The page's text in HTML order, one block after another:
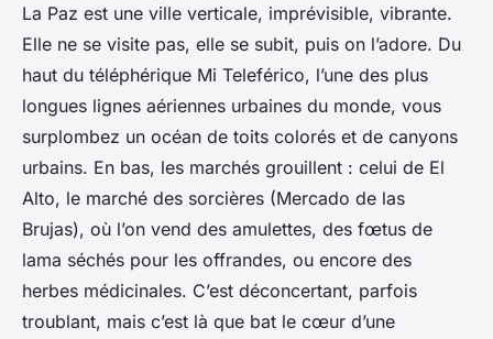
La Paz est une ville verticale, imprévisible, vibrante.
Elle ne se visite pas, elle se subit, puis on l’adore. Du
haut du téléphérique Mi Teleférico, l’une des plus
longues lignes aériennes urbaines du monde, vous
surplombez un océan de toits colorés et de canyons
urbains. En bas, les marchés grouillent : celui de El
Alto, le marché des sorcières (Mercado de las
Brujas), où l’on vend des amulettes, des fœtus de
lama séchés pour les offrandes, ou encore des
herbes médicinales. C’est déconcertant, parfois
troublant, mais c’est là que bat le cœur d’une